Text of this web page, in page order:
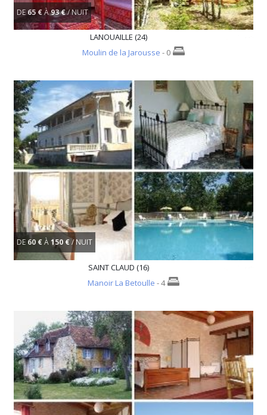
DE 65 €À93 €/ NUIT
LANOUAILLE (24)
Moulin de la Jarousse - 0
DE 60 €À150 €/ NUIT
SAINT CLAUD (16)
Manoir La Betoulle - 4